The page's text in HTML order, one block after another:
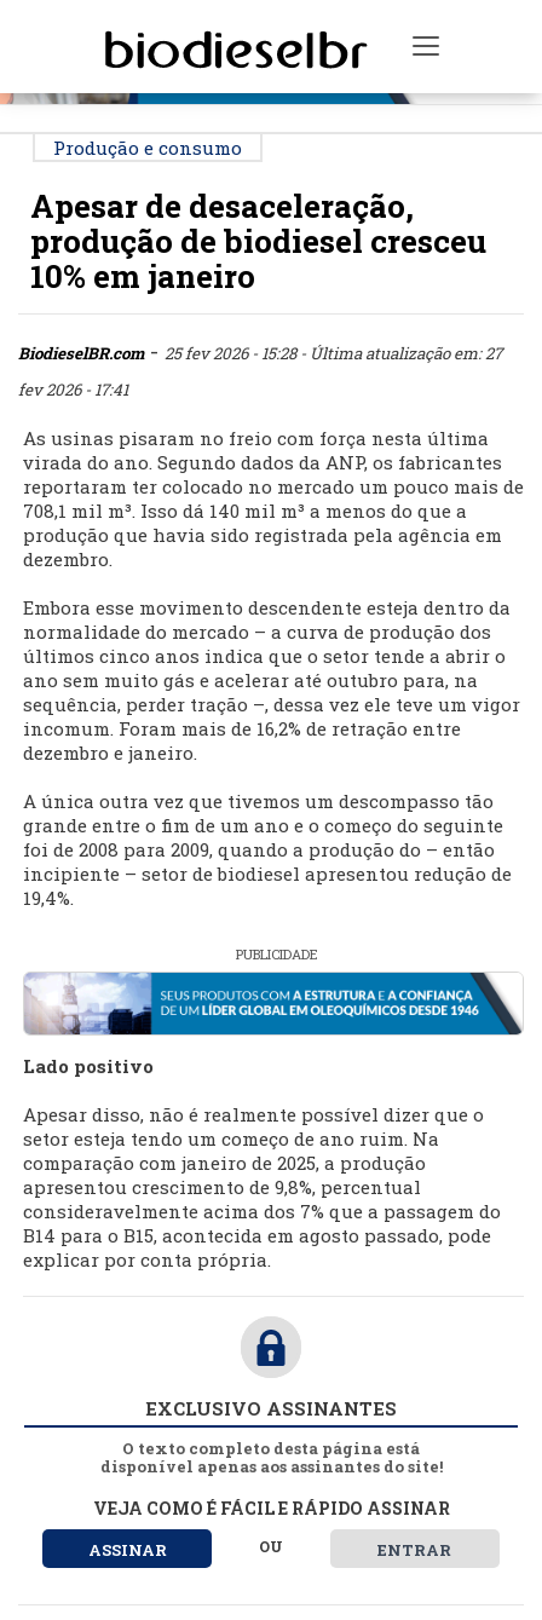
Toggle
Produção e consumo
Apesar de desaceleração,
produção de biodiesel cresceu
10% em janeiro
BiodieselBR.com- 25 fev 2026 - 15:28- Última atualização em: 27
fev 2026 - 17:41
As usinas pisaram no freio com força nesta última
virada do ano. Segundo dados da ANP, os fabricantes
reportaram ter colocado no mercado um pouco mais de
708,1 mil m³. Isso dá 140 mil m³ a menos do que a
produção que havia sido registrada pela agência em
dezembro.
Embora esse movimento descendente esteja dentro da
normalidade do mercado – a curva de produção dos
últimos cinco anos indica que o setor tende a abrir o
ano sem muito gás e acelerar até outubro para, na
sequência, perder tração –, dessa vez ele teve um vigor
incomum. Foram mais de 16,2% de retração entre
dezembro e janeiro.
A única outra vez que tivemos um descompasso tão
grande entre o fim de um ano e o começo do seguinte
foi de 2008 para 2009, quando a produção do – então
incipiente – setor de biodiesel apresentou redução de
19,4%.
PUBLICIDADE
Lado positivo
Apesar disso, não é realmente possível dizer que o
setor esteja tendo um começo de ano ruim. Na
comparação com janeiro de 2025, a produção
apresentou crescimento de 9,8%, percentual
consideravelmente acima dos 7% que a passagem do
B14 para o B15, acontecida em agosto passado, pode
explicar por conta própria.
EXCLUSIVO ASSINANTES
O texto completo desta página está
disponível apenas aos assinantes do site!
VEJA COMO É FÁCIL E RÁPIDO ASSINAR
ASSINAR OU ENTRAR